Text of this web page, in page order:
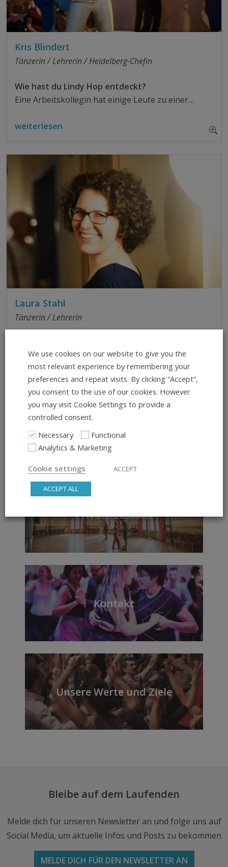
Kris Blindert
Tänzerin / Lehrerin / Heidelberg-Chefin
Wie hast du Lindy Hop entdeckt?
Eine Arbeitskollegin hat einige Leute zu einer…
weiterlesen
Laura Stahl
Tänzerin / Lehrerin
Eine Freundin hatte mich vor Jahren zu Kursen an
der Uni mitgeschleppt…
weiterlesen
Du willst mehr erfahren?
Private Lessons
Kontakt
Unsere Werte und Ziele
Bleibe auf dem Laufenden
Melde dich für unseren Newsletter an und folge uns auf
Social Media, um aktuelle Infos und Posts zu bekommen
MELDE DICH FÜR DEN NEWSLETTER AN
We use cookies on our website to give you the
most relevant experience by remembering your
preferences and repeat visits. By clicking “Accept”,
you consent to the use of our cookies. However
you may visit Cookie Settings to provide a
controlled consent.
Necessary
Functional
Analytics & Marketing
Cookie settings ACCEPT
ACCEPT ALL